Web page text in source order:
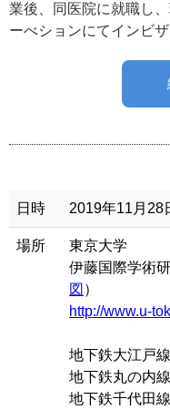
業後、同医院に就職し
ーべションにてインビ
日時 2019年11月28
場所
東京大学
伊藤国際学術
図 ）
http://www.u-
地下鉄大江戸
地下鉄丸の内
地下鉄千代田